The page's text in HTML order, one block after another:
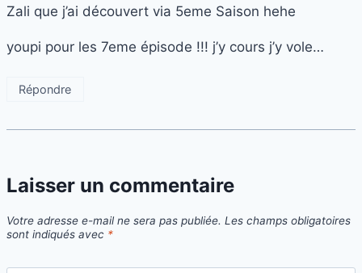
Zali que j’ai découvert via 5eme Saison hehe
youpi pour les 7eme épisode !!! j’y cours j’y vole…
Répondre
Laisser un commentaire
Votre adresse e-mail ne sera pas publiée. Les champs obligatoires
sont indiqués avec *